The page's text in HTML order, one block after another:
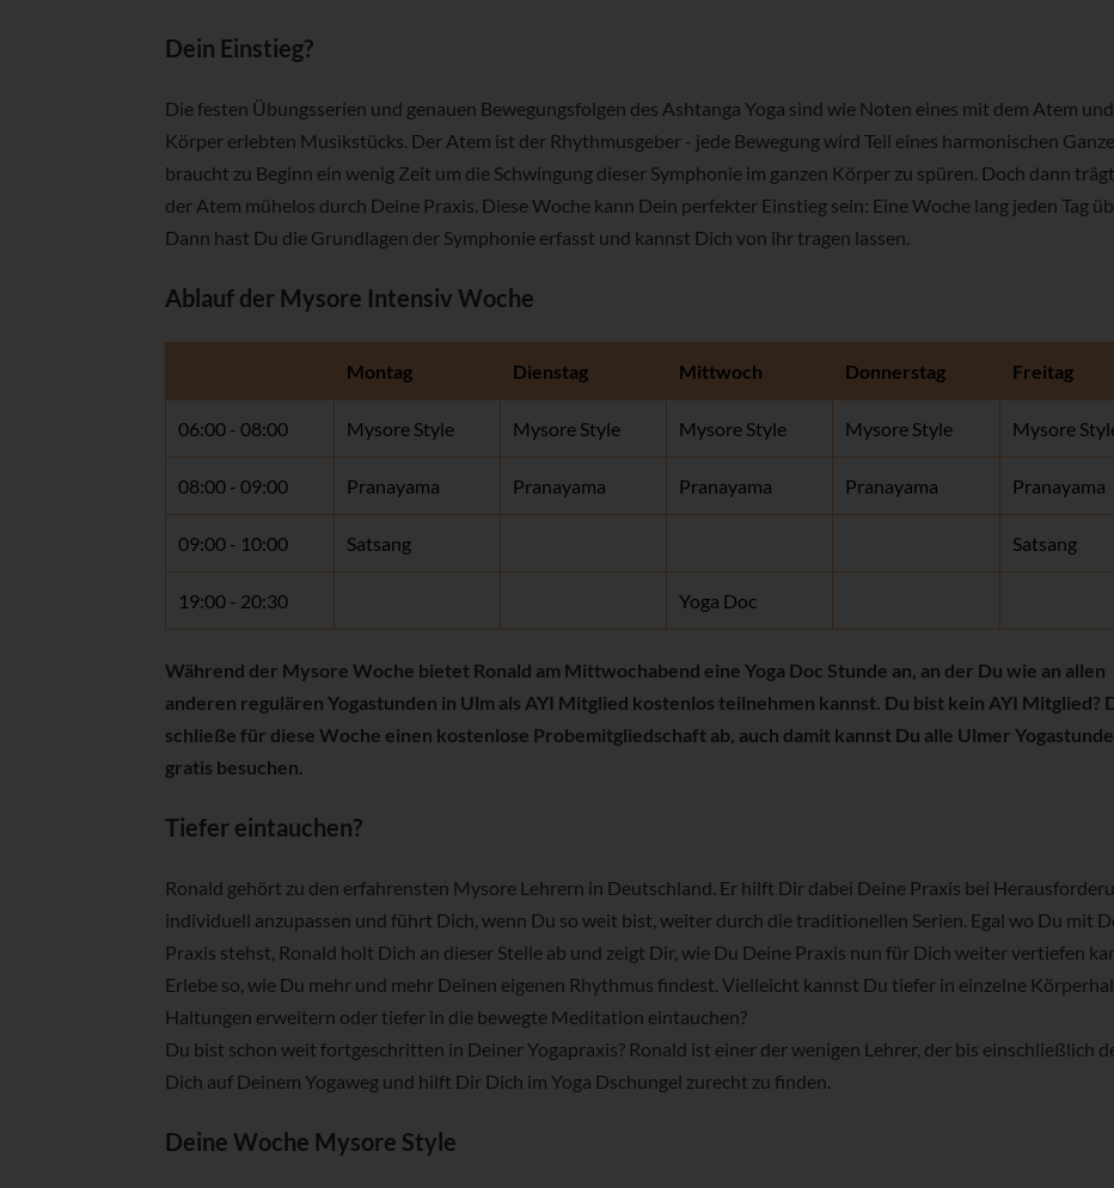
Dein Einstieg?
Die festen Übungsserien und genauen Bewegungsfolgen des Ashtanga Yoga sind wie Noten eines mit dem Atem
Körper erlebten Musikstücks. Der Atem ist der Rhythmusgeber - jede Bewegung wird Teil eines harmonischen
braucht zu Beginn ein wenig Zeit um die Schwingung dieser Symphonie im ganzen Körper zu spüren. Doch dann
der Atem mühelos durch Deine Praxis. Diese Woche kann Dein perfekter Einstieg sein: Eine Woche lang jeden Tag
Dann hast Du die Grundlagen der Symphonie erfasst und kannst Dich von ihr tragen lassen.
Ablauf der Mysore Intensiv Woche
Montag Dienstag Mittwoch Donnerstag Freitag
06:00 - 08:00 Mysore Style Mysore Style Mysore Style Mysore Style Mysore
08:00 - 09:00 Pranayama Pranayama Pranayama Pranayama Pranayama
09:00 - 10:00 Satsang Satsang
19:00 - 20:30 Yoga Doc
Während der Mysore Woche bietet Ronald am Mittwochabend eine Yoga Doc Stunde an, an der Du wie an allen
anderen regulären Yogastunden in Ulm als AYI Mitglied kostenlos teilnehmen kannst. Du bist kein AYI Mitglied?
schließe für diese Woche einen kostenlose Probemitgliedschaft ab, auch damit kannst Du alle Ulmer
gratis besuchen.
Tiefer eintauchen?
Ronald gehört zu den erfahrensten Mysore Lehrern in Deutschland. Er hilft Dir dabei Deine Praxis bei
individuell anzupassen und führt Dich, wenn Du so weit bist, weiter durch die traditionellen Serien. Egal wo Du mit
Praxis stehst, Ronald holt Dich an dieser Stelle ab und zeigt Dir, wie Du Deine Praxis nun für Dich weiter vertiefen
Erlebe so, wie Du mehr und mehr Deinen eigenen Rhythmus findest. Vielleicht kannst Du tiefer in einzelne
Haltungen erweitern oder tiefer in die bewegte Meditation eintauchen?
Du bist schon weit fortgeschritten in Deiner Yogapraxis? Ronald ist einer der wenigen Lehrer, der bis einschließlich
Dich auf Deinem Yogaweg und hilft Dir Dich im Yoga Dschungel zurecht zu finden.
Deine Woche Mysore Style